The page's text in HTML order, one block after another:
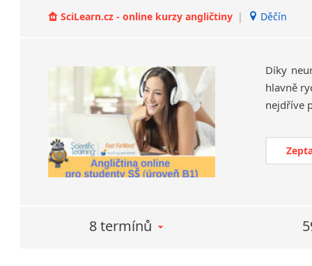
SciLearn.cz - online kurzy angličtiny | Děčín
Díky
hlavně
8 termínů